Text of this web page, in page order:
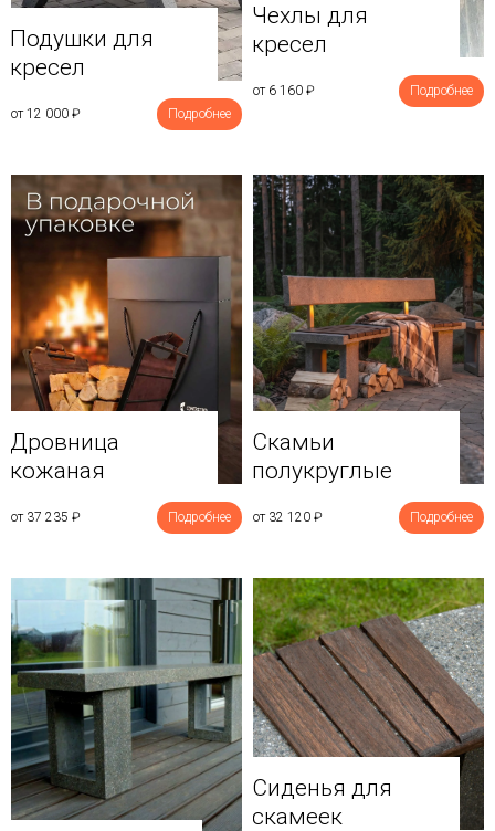
Подушки для
кресел
от 12 000 ₽ Подробнее
Чехлы для
кресел
от 6 160 ₽ Подробнее
Дровница
кожаная
от 37 235 ₽ Подробнее
Скамьи
полукруглые
от 32 120 ₽ Подробнее
Сиденья для
скамеек